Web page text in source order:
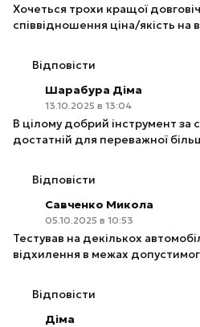
Хочеться трохи кращої
співвідношення ціна/якість на
Відповісти
Шарабура Діма
13.10.2025 в 13:04
В цілому добрий інструмент за
достатній для переважної
Відповісти
Савченко Микола
05.10.2025 в 10:53
Тестував на декількох
відхилення в межах
Відповісти
Діма